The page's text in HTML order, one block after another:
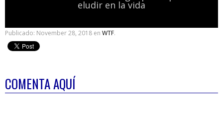
eludir en la vida
Publicado: November 28, 2018 en WTF.
COMENTA AQUÍ